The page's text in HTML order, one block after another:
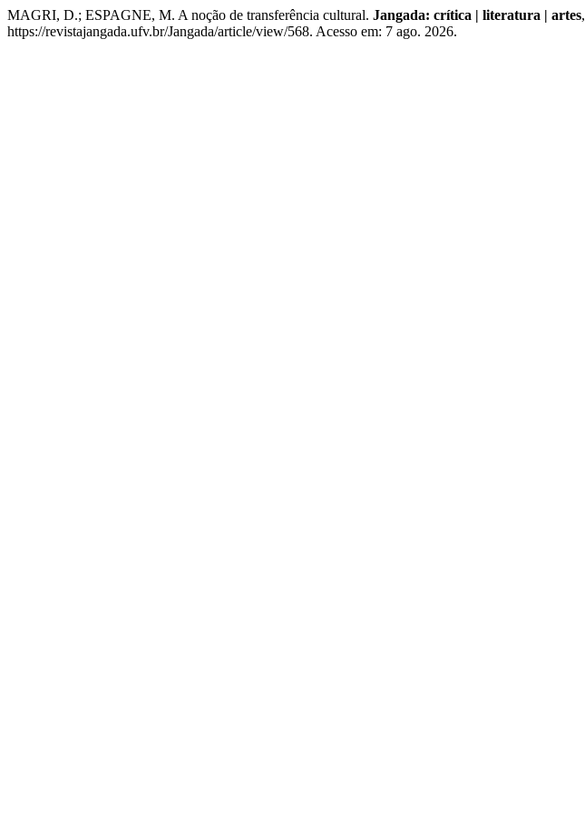
MAGRI, D.; ESPAGNE, M. A noção de transferência cultural. Jangada: crítica | literatura | artes,
https://revistajangada.ufv.br/Jangada/article/view/568. Acesso em: 7 ago. 2026.